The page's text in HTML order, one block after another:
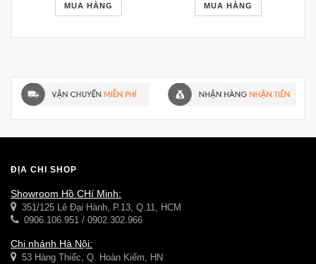
MUA HÀNG MUA HÀNG
ĐỊA CHỈ SHOP
Showroom Hồ CHí Minh:
351/125 Lê Đại Hành, P.13, Q.11, HCM
0906.106.951 / 0902.302.966
Chi nhánh Hà Nội:
53 Hàng Thiếc, Q. Hoàn Kiếm, HN